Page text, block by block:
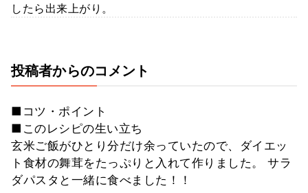
したら出来上がり。
投稿者からのコメント
■コツ・ポイント
■このレシピの生い立ち
玄米ご飯がひとり分だけ余っていたので、ダイエッ
ト食材の舞茸をたっぷりと入れて作りました。 サラ
ダパスタと一緒に食べました！！